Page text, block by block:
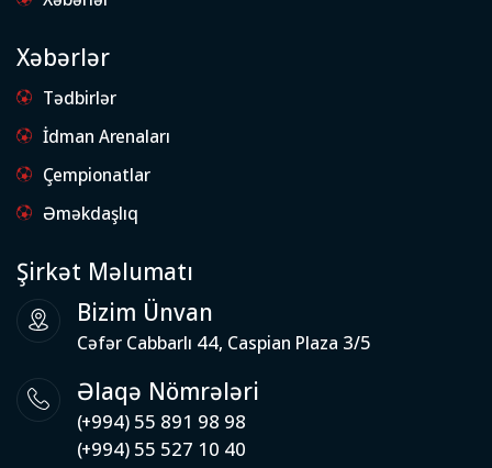
Xəbərlər
Tədbirlər
İdman Arenaları
Çempionatlar
Əməkdaşlıq
Şirkət Məlumatı
Bizim Ünvan
Cəfər Cabbarlı 44, Caspian Plaza 3/5
Əlaqə Nömrələri
(+994) 55 891 98 98
(+994) 55 527 10 40